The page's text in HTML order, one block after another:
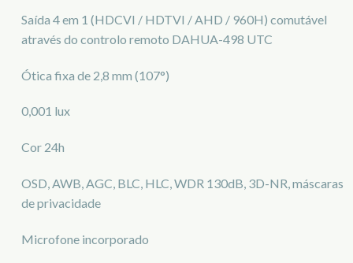
Saída 4 em 1 (HDCVI / HDTVI / AHD / 960H) comutável
através do controlo remoto DAHUA-498 UTC
Ótica fixa de 2,8 mm (107°)
0,001 lux
Cor 24h
OSD, AWB, AGC, BLC, HLC, WDR 130dB, 3D-NR, máscaras
de privacidade
Microfone incorporado